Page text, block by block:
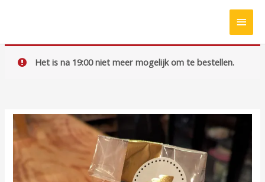
inhoud
Het is na 19:00 niet meer mogelijk om te bestellen.